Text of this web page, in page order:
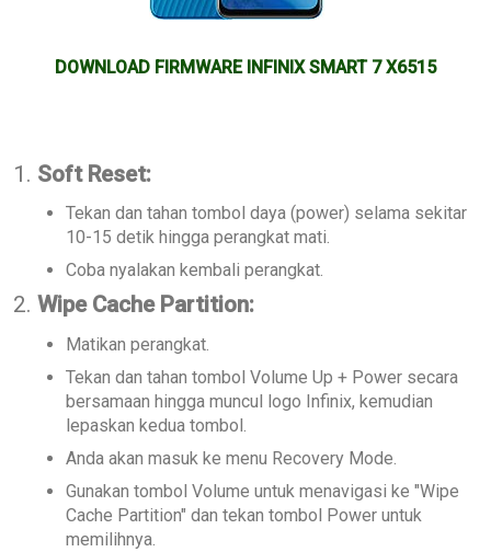
DOWNLOAD FIRMWARE INFINIX SMART 7 X6515
1. Soft Reset:
Tekan dan tahan tombol daya (power) selama sekitar
10-15 detik hingga perangkat mati.
Coba nyalakan kembali perangkat.
2. Wipe Cache Partition:
Matikan perangkat.
Tekan dan tahan tombol Volume Up + Power secara
bersamaan hingga muncul logo Infinix, kemudian
lepaskan kedua tombol.
Anda akan masuk ke menu Recovery Mode.
Gunakan tombol Volume untuk menavigasi ke "Wipe
Cache Partition" dan tekan tombol Power untuk
memilihnya.